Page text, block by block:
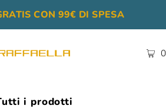
CON 99€ DI SPESA
0
i prodotti